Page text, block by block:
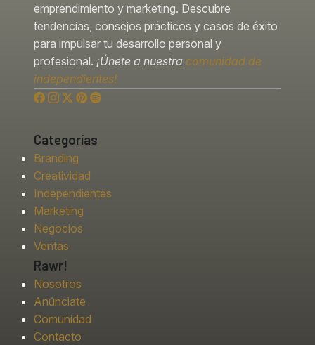
emprendimiento y marketing. Descubre
tendencias, consejos prácticos y casos de éxito
para impulsar tu desarrollo personal y
profesional. ¡Únete a nuestra comunidad de
independientes!
Categorías
Branding
Creatividad
Independientes
Marketing
Negocios
Ventas
Rawr!
Nosotros
Anúnciate
Comunidad
Contacto